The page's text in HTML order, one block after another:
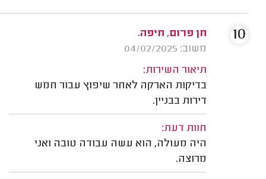
חן פרום, חיפה.
משוב: 04/02/2025
תיאור השירות:
בדיקות הארקה לאחר שיפוץ עבור חמש
דירות בבניין.
חוות דעת:
היה מעולה, הוא עשה עבודה טובה ואני
מרוצה.
10